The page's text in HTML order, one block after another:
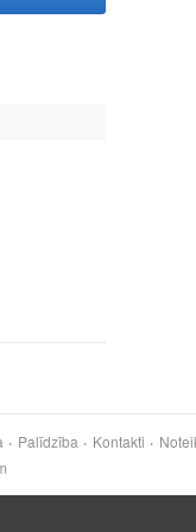
Palīdzība Kontakti